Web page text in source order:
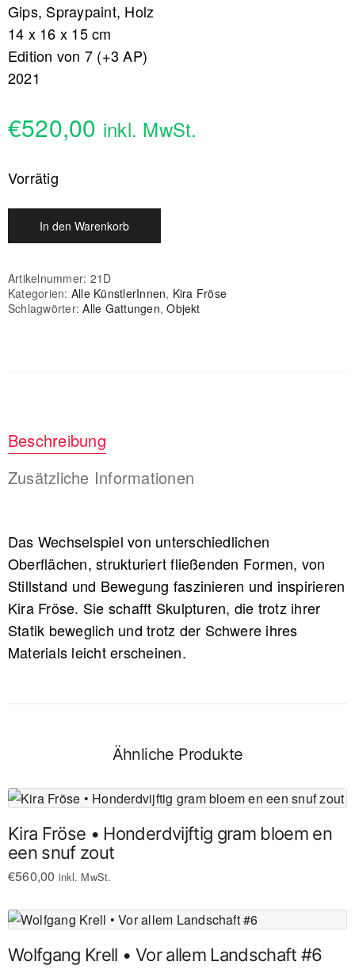
Gips, Spraypaint, Holz
14 x 16 x 15 cm
Edition von 7 (+3 AP)
2021
€520,00 inkl. MwSt.
Vorrätig
In den Warenkorb
Artikelnummer: 21D
Kategorien: Alle KünstlerInnen, Kira Fröse
Schlagwörter:Alle Gattungen,Objekt
Beschreibung
Zusätzliche Informationen
Das Wechselspiel von unterschiedlichen
Oberflächen, strukturiert fließenden Formen, von
Stillstand und Bewegung faszinieren und inspirieren
Kira Fröse. Sie schafft Skulpturen, die trotz ihrer
Statik beweglich und trotz der Schwere ihres
Materials leicht erscheinen.
Ähnliche Produkte
Kira Fröse • Honderdvijftig gram bloem en
een snuf zout
€560,00 inkl. MwSt.
Wolfgang Krell • Vor allem Landschaft #6